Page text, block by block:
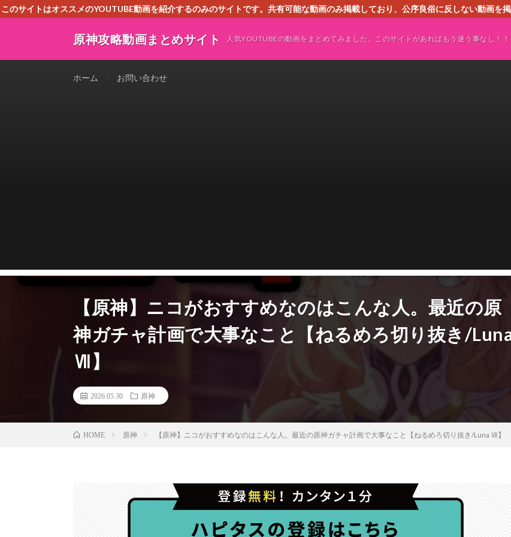
このサイトはオススメのYOUTUBE動画を紹介するのみのサイトです。共有可能な動画のみ掲載しており、公序良俗に反しない動画
原神攻略動画まとめサイト 人気YOUTUBEの動画をまとめてみました。このサイトがあればもう迷う事なし！！
ホーム お問い合わせ
【原神】ニコがおすすめなのはこんな人。最近の原
神ガチャ計画で大事なこと【ねるめろ切り抜き/
Ⅶ】
2026.05.30 原神
HOME 原神 【原神】ニコがおすすめなのはこんな人。最近の原神ガチャ計画で大事なこと【ねるめろ切り抜き/Luna Ⅶ】